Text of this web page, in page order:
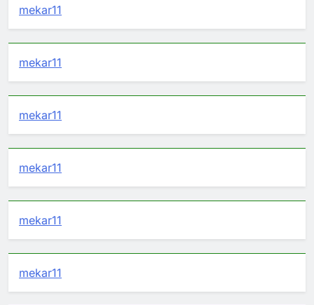
mekar11
mekar11
mekar11
mekar11
mekar11
mekar11